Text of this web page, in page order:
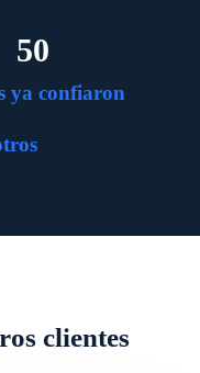
ya confiaron
50
clientes